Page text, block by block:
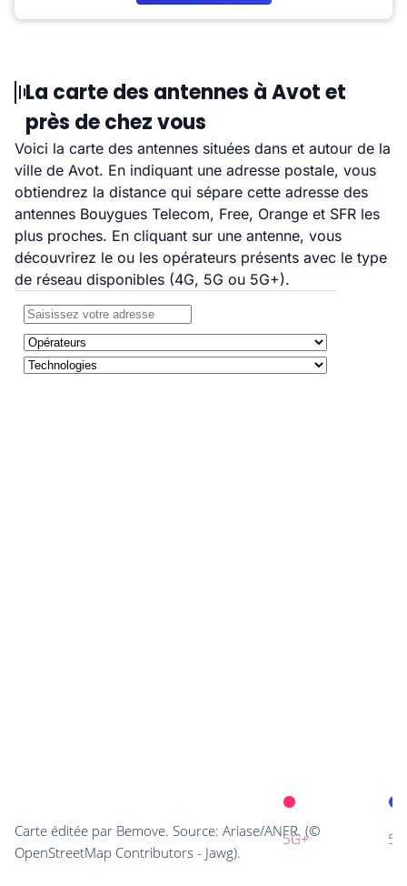
La carte des antennes à Avot et
près de chez vous
Voici la carte des antennes situées dans et autour de la
ville de Avot. En indiquant une adresse postale, vous
obtiendrez la distance qui sépare cette adresse des
antennes Bouygues Telecom, Free, Orange et SFR les
plus proches. En cliquant sur une antenne, vous
découvrirez le ou les opérateurs présents avec le type
de réseau disponibles (4G, 5G ou 5G+).